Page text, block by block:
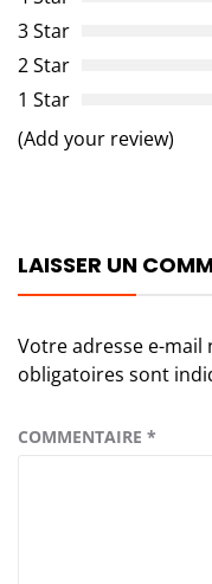
3 Star
2 Star
1 Star
(Add your review)
LAISSER UN
Votre adresse e-mail
obligatoires sont
COMMENTAIRE *